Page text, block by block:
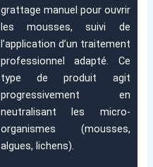
grattage manuel pour ouvrir
les mousses, suivi de
l’application d’un traitement
professionnel adapté. Ce
type de produit agit
progressivement en
neutralisant les micro-
organismes (mousses,
algues, lichens).